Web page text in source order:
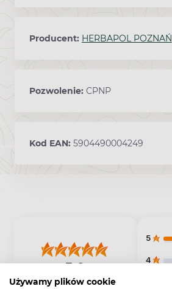
Używamy plików cookie
Producent: HERBAPOL POZNAŃ
Pozwolenie: CPNP
Kod EAN: 5904490004249
5.0
2opinii klientów
5
4